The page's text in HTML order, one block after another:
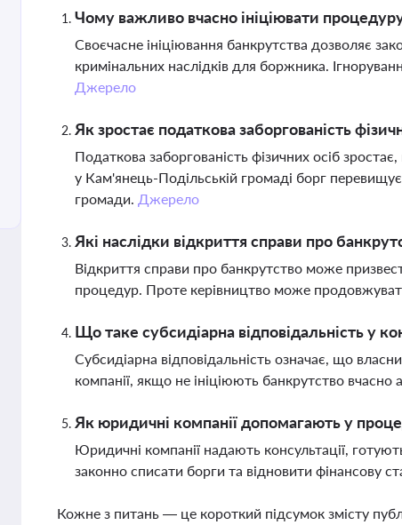
Чому важливо вчасно ініціювати
Своєчасне ініціювання банкрутства дозволяє
кримінальних наслідків для боржника.
Джерело
Як зростає податкова заборгованість
Податкова заборгованість фізичних осіб
у Кам'янець-Подільській громаді борг
громади. Джерело
Які наслідки відкриття справи про
Відкриття справи про банкрутство може
процедур. Проте керівництво може
Що таке субсидіарна відповідальність у
Субсидіарна відповідальність означає, що
компанії, якщо не ініціюють банкрутство
Як юридичні компанії допомагають у
Юридичні компанії надають консультації,
законно списати борги та відновити фінансову
Кожне з питань — це короткий підсумок змісту